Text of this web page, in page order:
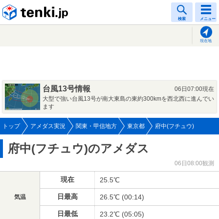
検索 メニュー
現在地
台風13号情報
06日07:00現在
大型で強い台風13号が南大東島の東約300kmを西北西に進んでい
ます
トップ アメダス実況 関東・甲信地方 東京都 府中(フチュウ)
府中(フチュウ)のアメダス
06日08:00観測
気温
現在 25.5℃
日最高 26.5℃ (00:14)
日最低 23.2℃ (05:05)